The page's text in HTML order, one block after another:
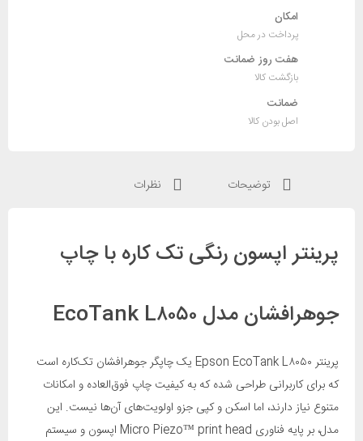
امکان
پرداخت در محل
هفت روز ضمانت
بازگشت کالا
ضمانت
اصل بودن کالا
توضیحات نظرات
پرینتر اپسون رنگی تک کاره با چاپ
جوهرافشان مدل EcoTank L۸۰۵۰
پرینتر Epson EcoTank L۸۰۵۰ یک چاپگر جوهرافشان تک‌کاره است
که برای کاربرانی طراحی شده که به کیفیت چاپ فوق‌العاده و امکانات
متنوع نیاز دارند، اما اسکن و کپی جزو اولویت‌های آن‌ها نیست. این
مدل، بر پایه فناوری Micro Piezo™ print head اپسون و سیستم